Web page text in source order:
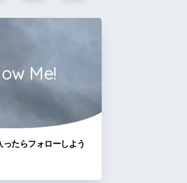
Me!
たらフォローしよう